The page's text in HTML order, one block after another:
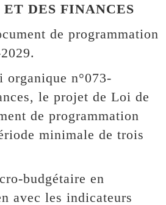
DES FINANCES
de programmation
n°073-
le projet de Loi de
de programmation
minimale de trois
budgétaire en
avec les indicateurs